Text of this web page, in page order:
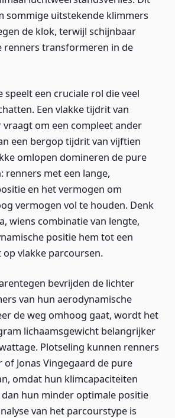
sommige uitstekende klimmers
de klok, terwijl schijnbaar
renners transformeren in de
speelt een cruciale rol die veel
Een vlakke tijdrit van
om een compleet ander
een bergop tijdrit van vijftien
omlopen domineren de pure
renners met een lange,
en het vermogen om
vermogen vol te houden. Denk
wiens combinatie van lengte,
positie hem tot een
vlakke parcoursen.
bevrijden de lichter
van hun aerodynamische
de weg omhoog gaat, wordt het
lichaamsgewicht belangrijker
Plotseling kunnen renners
of Jonas Vingegaard de pure
omdat hun klimcapaciteiten
hun minder optimale positie
van het parcourstype is